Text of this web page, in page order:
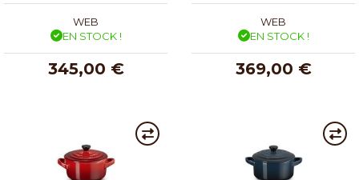
WEB
EN STOCK !
345,00 €
WEB
EN STOCK !
369,00 €